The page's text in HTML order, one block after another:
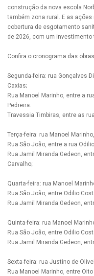
construção da nova escola
também zona rural. E as
cobertura de esgotamento
de 2026, com um investimento
Confira o cronograma das
Segunda-feira: rua Gonçalves
Caxias;
Rua Manoel Marinho, entre a
Pedreira.
Travessia Timbiras, entre as
Terça-feira: rua Manoel
Rua São João, entre a rua
Rua Jamil Miranda Gedeon,
Carvalho;
Quarta-feira: rua Manoel
Rua São João, entre Odilio
Rua Jamil Miranda Gedeon,
Quinta-feira: rua Manoel
Rua São João, entre Odilio
Rua Jamil Miranda Gedeon,
Sexta-feira: rua Justino de
Rua Manoel Marinho, entre